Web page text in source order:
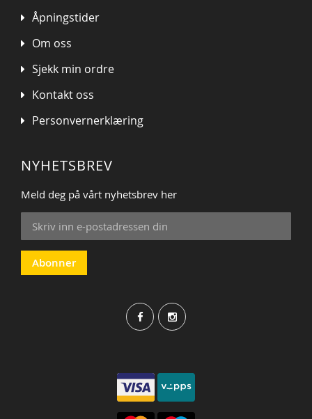
Åpningstider
Om oss
Sjekk min ordre
Kontakt oss
Personvernerklæring
NYHETSBREV
Meld deg på vårt nyhetsbrev her
Sign
Up
for
Our
Newsletter:
Abonner